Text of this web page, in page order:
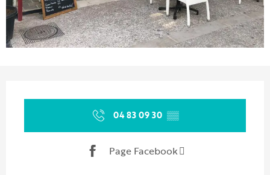
04 83 09 30 ▒▒
Page Facebook